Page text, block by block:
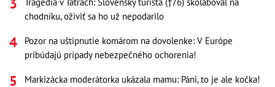
chodníku, oživiť sa ho už nepodarilo
Pozor na uštipnutie komárom na dovolenke: V Európe
pribúdajú prípady nebezpečného ochorenia!
Markizácka moderátorka ukázala mamu: Páni, to je ale kočka!